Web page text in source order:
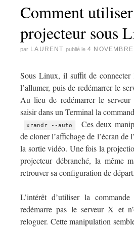
Comment
projecteur sous
par LAURENT publié le 4
Sous Linux, il suffit de connecter
l’allumer, puis de redémarrer le
Au lieu de redémarrer le
saisir dans un Terminal la
xrandr --auto
Ces deux
de cloner l’affichage de l’écran de
la sortie vidéo. Une fois la
projecteur débranché, la même
retrouver sa configuration de départ.
L’intérêt d’utiliser la commande
redémarre pas le serveur X et
reloguer. Cette manipulation